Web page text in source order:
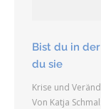
Bist du in
du sie
Krise und
Von Katja